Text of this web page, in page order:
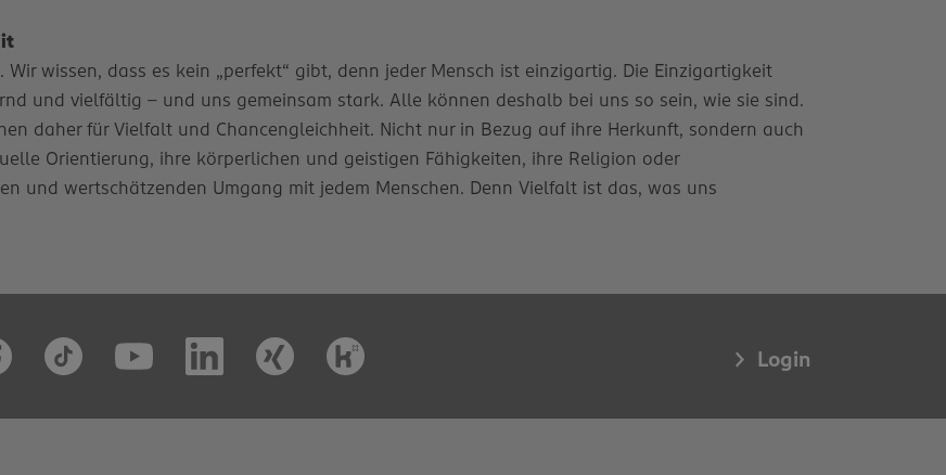
wissen, dass es kein „perfekt“ gibt, denn jeder Mensch ist einzigartig. Die Einzigartigkeit
und vielfältig – und uns gemeinsam stark. Alle können deshalb bei uns so sein, wie sie sind.
daher für Vielfalt und Chancengleichheit. Nicht nur in Bezug auf ihre Herkunft, sondern auch
Orientierung, ihre körperlichen und geistigen Fähigkeiten, ihre Religion oder
und wertschätzenden Umgang mit jedem Menschen. Denn Vielfalt ist das, was uns
Login